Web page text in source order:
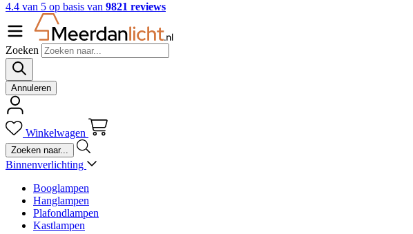
4.4 van 5 op basis van 9821 reviews
Zoeken
Annuleren
Winkelwagen
Binnenverlichting
Booglampen
Hanglampen
Plafondlampen
Kastlampen